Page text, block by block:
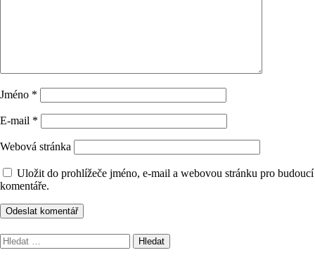
Jméno *
E-mail *
Webová stránka
Uložit do prohlížeče jméno, e-mail a webovou stránku pro budoucí
komentáře.
Vyhledávání